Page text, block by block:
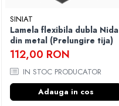
SINIAT
Lamela flexibila dubla Nida
din metal (Prelungire tija)
112,00 RON
IN STOC PRODUCATOR
Adauga in cos